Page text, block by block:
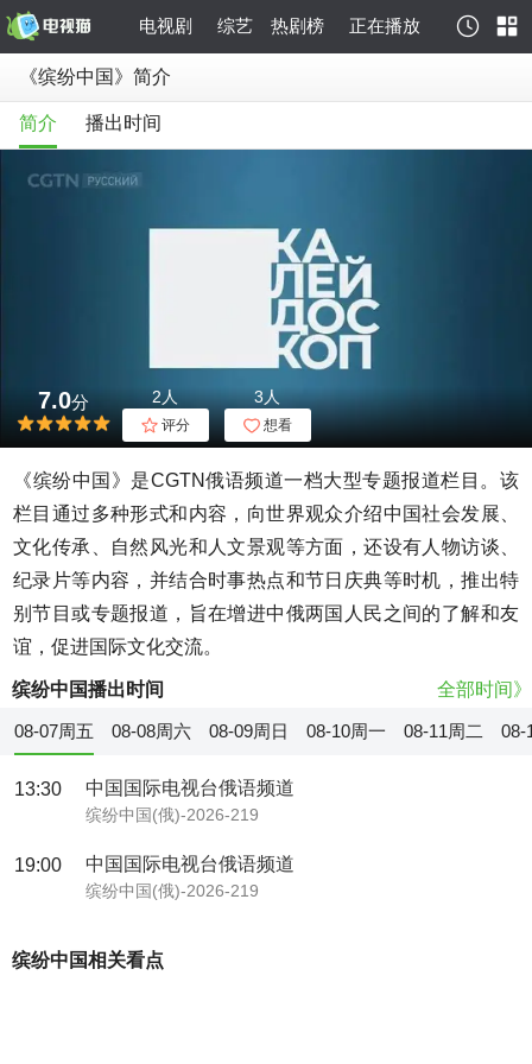
电视剧 综艺 热剧榜 正在播放
《缤纷中国》简介
简介 播出时间
7.0分 2人
评分
3人
想看
《缤纷中国》是CGTN俄语频道一档大型专题报道栏目。该
栏目通过多种形式和内容，向世界观众介绍中国社会发展、
文化传承、自然风光和人文景观等方面，还设有人物访谈、
纪录片等内容，并结合时事热点和节日庆典等时机，推出特
别节目或专题报道，旨在增进中俄两国人民之间的了解和友
谊，促进国际文化交流。
缤纷中国播出时间 全部时间》
08-07周五 08-08周六 08-09周日 08-10周一 08-11周二 08-
13:30 中国国际电视台俄语频道
缤纷中国(俄)-2026-219
19:00 中国国际电视台俄语频道
缤纷中国(俄)-2026-219
缤纷中国相关看点